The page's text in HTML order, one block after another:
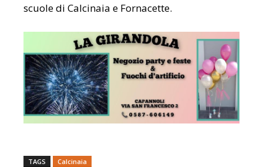
scuole di Calcinaia e Fornacette.
TAGS
Calcinaia